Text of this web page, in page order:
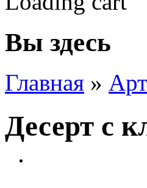
Вы здесь
Главная »
Десерт с